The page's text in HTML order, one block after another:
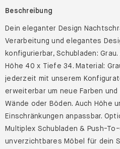
Beschreibung
Dein eleganter Design
Verarbeitung und elegantes
konfigurierbar, Schubladen:
Höhe 40 x Tiefe 34. Material:
jederzeit mit unserem
erweiterbar um neue Farben
Wände oder Böden. Auch Höhe
Einschränkungen anpassbar.
Multiplex Schubladen & Push-
unverzichtbares Möbel für dein